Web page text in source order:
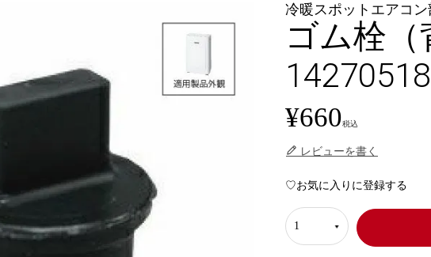
冷暖スポットエアコン
ゴム栓（
¥660税込
レビューを書く
お気に入りに登録する